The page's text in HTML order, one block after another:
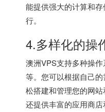
能提供强大的计算和
行。
4.多样化的操
澳洲VPS支持多种操
等。您可以根据自己
松搭建和管理您的网
还提供丰富的应用商